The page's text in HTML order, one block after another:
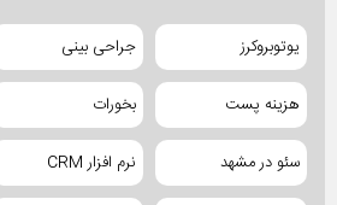
یوتوبروکرز جراحی بینی
هزینه پست بخورات
سئو در مشهد نرم افزار CRM